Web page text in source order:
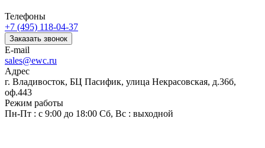
Телефоны
+7 (495) 118-04-37
Заказать звонок
E-mail
sales@ewc.ru
Адрес
г. Владивосток, БЦ Пасифик, улица Некрасовская, д.36б,
оф.443
Режим работы
Пн-Пт : с 9:00 до 18:00 Сб, Вс : выходной